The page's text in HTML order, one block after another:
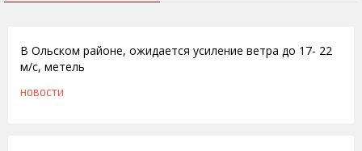
В Ольском районе, ожидается усиление ветра до 17- 22
м/с, метель
НОВОСТИ